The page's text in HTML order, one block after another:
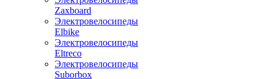
Zaxboard
Электровелосипеды
Elbike
Электровелосипеды
Eltreco
Электровелосипеды
Suborbox